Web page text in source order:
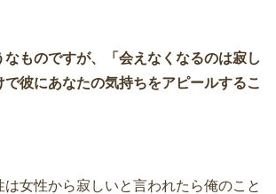
ものですが、「会えなくなるのは寂し
彼にあなたの気持ちをアピールするこ
は女性から寂しいと言われたら俺のこと